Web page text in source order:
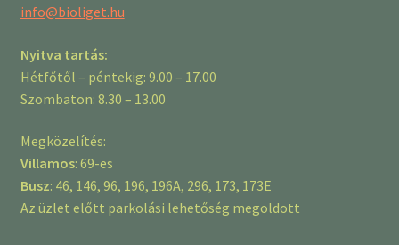
info@bioliget.hu
Nyitva tartás:
Hétfőtől – péntekig: 9.00 – 17.00
Szombaton: 8.30 – 13.00
Megközelítés:
Villamos: 69-es
Busz: 46, 146, 96, 196, 196A, 296, 173, 173E
Az üzlet előtt parkolási lehetőség megoldott